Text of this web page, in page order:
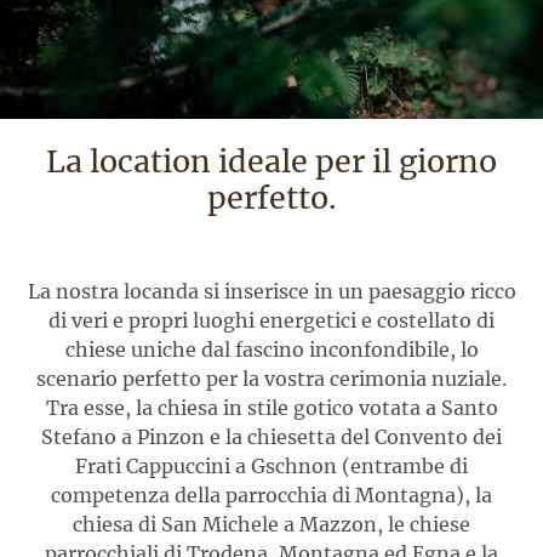
La location ideale per il giorno
perfetto.
La nostra locanda si inserisce in un paesaggio ricco
di veri e propri luoghi energetici e costellato di
chiese uniche dal fascino inconfondibile, lo
scenario perfetto per la vostra cerimonia nuziale.
Tra esse, la chiesa in stile gotico votata a Santo
Stefano a Pinzon e la chiesetta del Convento dei
Frati Cappuccini a Gschnon (entrambe di
competenza della parrocchia di Montagna), la
chiesa di San Michele a Mazzon, le chiese